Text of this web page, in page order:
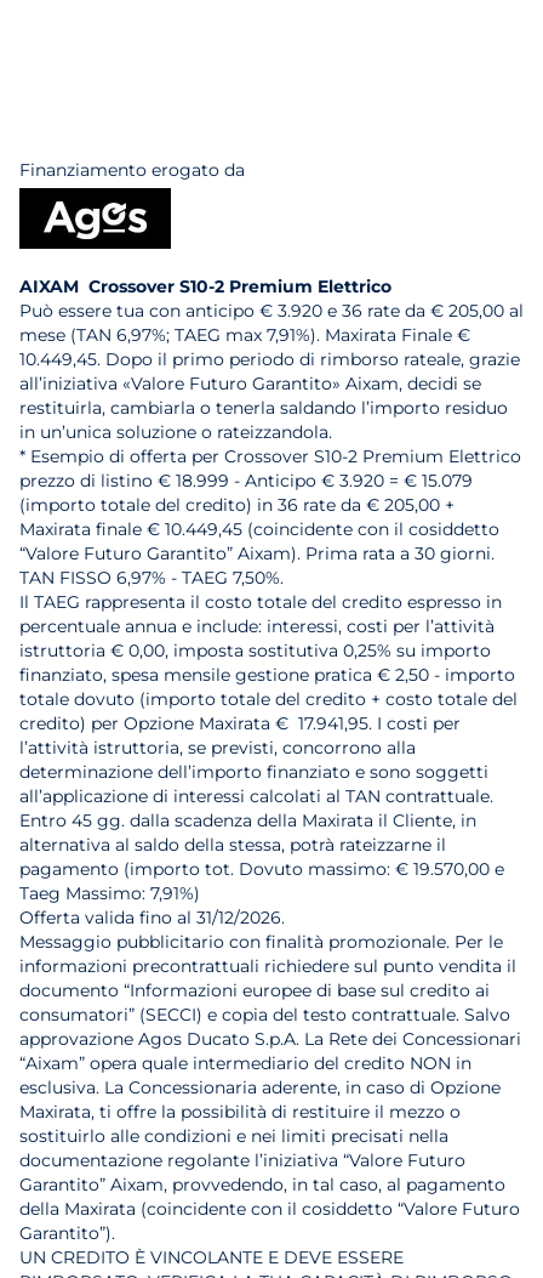
Finanziamento erogato da
AIXAM Crossover S10-2 Premium Elettrico
Può essere tua con anticipo € 3.920 e 36 rate da € 205,00 al
mese (TAN 6,97%; TAEG max 7,91%). Maxirata Finale €
10.449,45. Dopo il primo periodo di rimborso rateale, grazie
all’iniziativa «Valore Futuro Garantito» Aixam, decidi se
restituirla, cambiarla o tenerla saldando l’importo residuo
in un’unica soluzione o rateizzandola.
* Esempio di offerta per Crossover S10-2 Premium Elettrico
prezzo di listino € 18.999 - Anticipo € 3.920 = € 15.079
(importo totale del credito) in 36 rate da € 205,00 +
Maxirata finale € 10.449,45 (coincidente con il cosiddetto
“Valore Futuro Garantito” Aixam). Prima rata a 30 giorni.
TAN FISSO 6,97% - TAEG 7,50%.
Il TAEG rappresenta il costo totale del credito espresso in
percentuale annua e include: interessi, costi per l’attività
istruttoria € 0,00, imposta sostitutiva 0,25% su importo
finanziato, spesa mensile gestione pratica € 2,50 - importo
totale dovuto (importo totale del credito + costo totale del
credito) per Opzione Maxirata € 17.941,95. I costi per
l’attività istruttoria, se previsti, concorrono alla
determinazione dell’importo finanziato e sono soggetti
all’applicazione di interessi calcolati al TAN contrattuale.
Entro 45 gg. dalla scadenza della Maxirata il Cliente, in
alternativa al saldo della stessa, potrà rateizzarne il
pagamento (importo tot. Dovuto massimo: € 19.570,00 e
Taeg Massimo: 7,91%)
Offerta valida fino al 31/12/2026.
Messaggio pubblicitario con finalità promozionale. Per le
informazioni precontrattuali richiedere sul punto vendita il
documento “Informazioni europee di base sul credito ai
consumatori” (SECCI) e copia del testo contrattuale. Salvo
approvazione Agos Ducato S.p.A. La Rete dei Concessionari
“Aixam” opera quale intermediario del credito NON in
esclusiva. La Concessionaria aderente, in caso di Opzione
Maxirata, ti offre la possibilità di restituire il mezzo o
sostituirlo alle condizioni e nei limiti precisati nella
documentazione regolante l’iniziativa “Valore Futuro
Garantito” Aixam, provvedendo, in tal caso, al pagamento
della Maxirata (coincidente con il cosiddetto “Valore Futuro
Garantito”).
UN CREDITO È VINCOLANTE E DEVE ESSERE